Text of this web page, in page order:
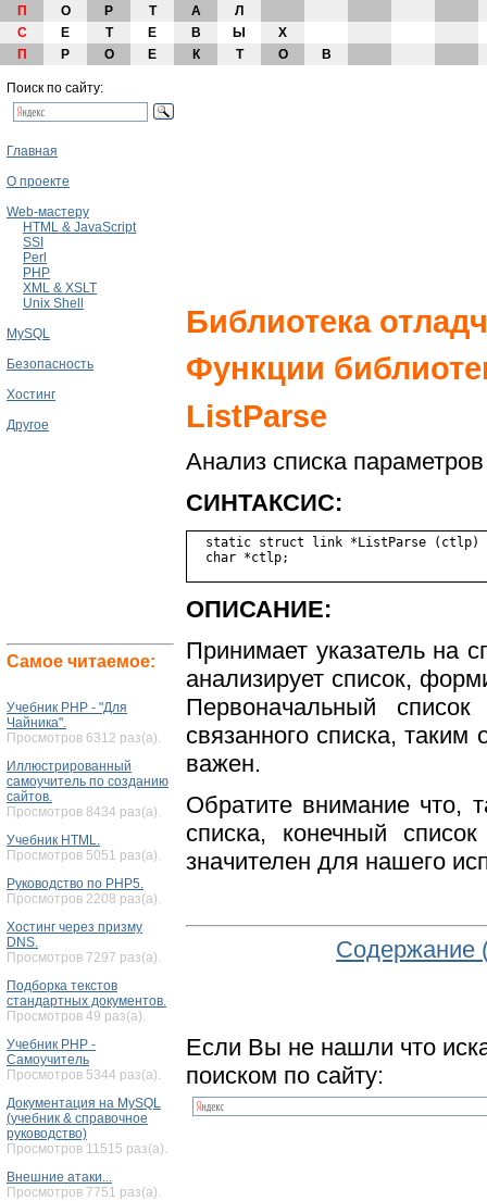
П О Р Т А
Л
С
Е Т Е В Ы
Х
П
Р О Е К Т О В
Поиск по сайту:
Главная
О проекте
Web-мастеру
HTML & JavaScript
SSI
Perl
PHP
XML & XSLT
Unix Shell
MySQL
Безопасность
Хостинг
Другое
Самое читаемое:
Учебник PHP - "Для
Чайника".
Просмотров 6312 раз(а).
Иллюстрированный
самоучитель по созданию
сайтов.
Просмотров 8434 раз(а).
Учебник HTML.
Просмотров 5051 раз(а).
Руководство по PHP5.
Просмотров 2208 раз(а).
Хостинг через призму
DNS.
Просмотров 7297 раз(а).
Подборка текстов
стандартных документов.
Просмотров 49 раз(а).
Учебник PHP -
Самоучитель
Просмотров 5344 раз(а).
Документация на MySQL
(учебник & справочное
руководство)
Просмотров 11515 раз(а).
Внешние атаки...
Просмотров 7751 раз(а).
Библиотека
Функции
ListParse
Анализ списка
СИНТАКСИС:
  static struct link *ListParse (ctlp)
ОПИСАНИЕ:
Принимает указатель на
анализирует список,
Первоначальный
связанного списка,
важен.
Обратите внимание что,
списка, конечный
значителен для нашего
Содержание
Если Вы не нашли что
поиском по сайту: